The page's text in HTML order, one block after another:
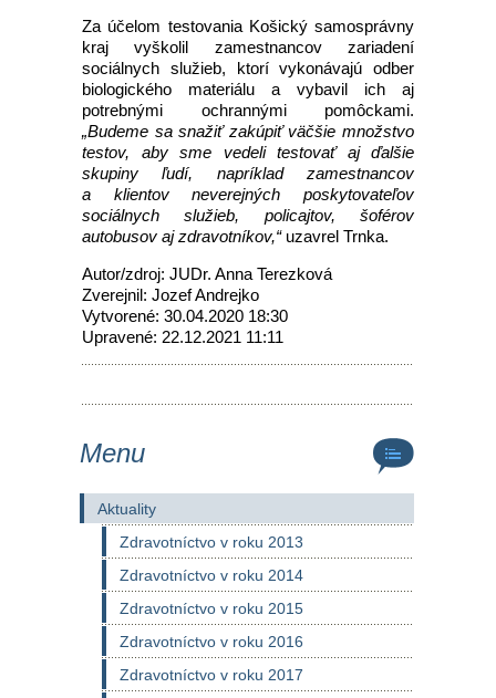
Za účelom testovania Košický samosprávny
kraj vyškolil zamestnancov zariadení
sociálnych služieb, ktorí vykonávajú odber
biologického materiálu a vybavil ich aj
potrebnými ochrannými pomôckami.
„Budeme sa snažiť zakúpiť väčšie množstvo
testov, aby sme vedeli testovať aj ďalšie
skupiny ľudí, napríklad zamestnancov
a klientov neverejných poskytovateľov
sociálnych služieb, policajtov, šoférov
autobusov aj zdravotníkov,“ uzavrel Trnka.
Autor/zdroj: JUDr. Anna Terezková
Zverejnil: Jozef Andrejko
Vytvorené: 30.04.2020 18:30
Upravené: 22.12.2021 11:11
Menu
Aktuality
Zdravotníctvo v roku 2013
Zdravotníctvo v roku 2014
Zdravotníctvo v roku 2015
Zdravotníctvo v roku 2016
Zdravotníctvo v roku 2017